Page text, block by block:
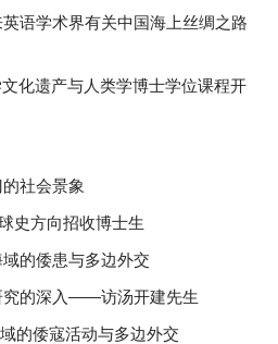
语学术界有关中国海上丝绸之路
文化遗产与人类学博士学位课程开
社会景象
史方向招收博士生
的倭患与多边外交
究的深入——访汤开建先生
的倭寇活动与多边外交